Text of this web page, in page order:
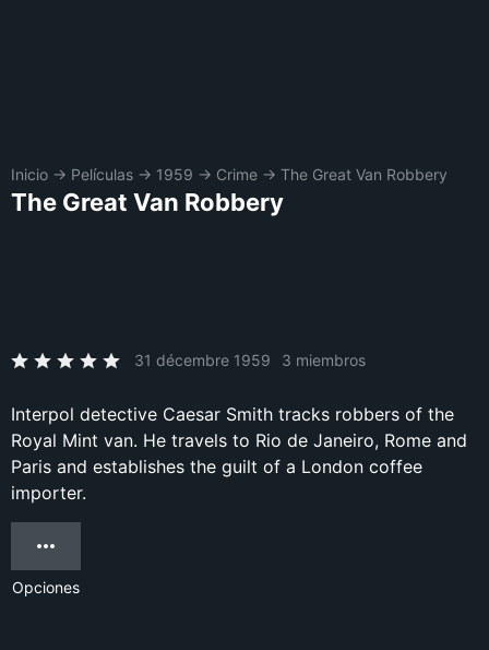
Inicio → Películas → 1959 → Crime → The Great Van Robbery
The Great Van Robbery
31 décembre 1959 3 miembros
Interpol detective Caesar Smith tracks robbers of the
Royal Mint van. He travels to Rio de Janeiro, Rome and
Paris and establishes the guilt of a London coffee
importer.
Opciones